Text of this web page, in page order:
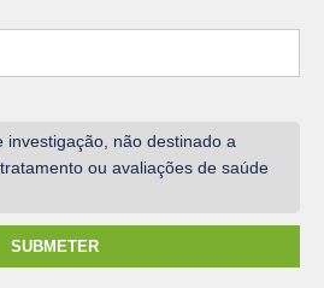
investigação, não destinado a
ou avaliações de saúde
SUBMETER